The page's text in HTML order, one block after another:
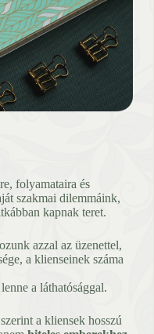
folyamataira és
szakmai dilemmáink,
kapnak teret.
azzal az üzenettel,
a klienseinek száma
a láthatósággal.
a kliensek hosszú